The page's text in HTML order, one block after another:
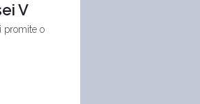
V
promite o